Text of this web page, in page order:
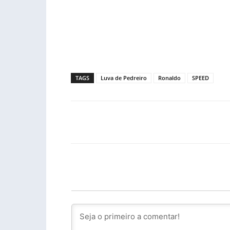
TAGS Luva de Pedreiro Ronaldo SPEED